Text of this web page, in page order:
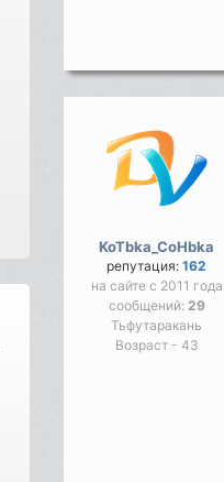
KoTbka_CoHbka
репутация:162
на сайте с 2011 года
сообщений: 29
Тьфутаракань
Возраст - 43